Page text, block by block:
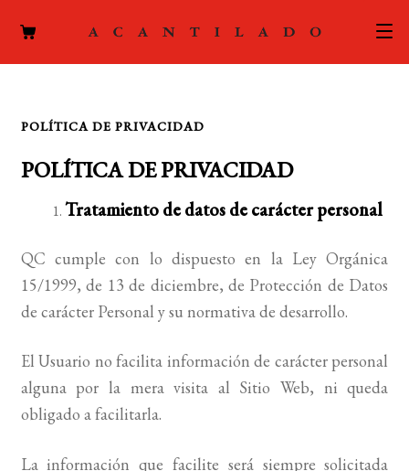
AUTORES
hijo
ACTUALIDAD
el
hijo
LA EDITORIAL
hijo
FOREIGN RIGHTS
CONTACTO
BUSCAR
POLÍTICA DE PRIVACIDAD
POLÍTICA DE PRIVACIDAD
Tratamiento de datos de carácter personal
QC cumple con lo dispuesto en la Ley Orgánica
15/1999, de 13 de diciembre, de Protección de Datos
de carácter Personal y su normativa de desarrollo.
El Usuario no facilita información de carácter personal
alguna por la mera visita al Sitio Web, ni queda
obligado a facilitarla.
La información que facilite será siempre solicitada